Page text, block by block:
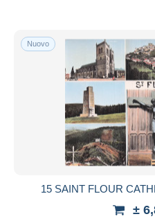
Nuovo
15 SAINT FLOUR
±